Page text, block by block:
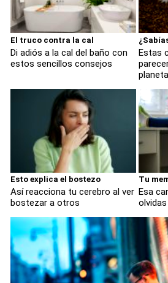
El truco contra la cal
Di adiós a la cal del baño con
estos sencillos consejos
Estas
planeta
Esto explica el bostezo
Así reacciona tu cerebro al ver
bostezar a otros
Tu
Esa